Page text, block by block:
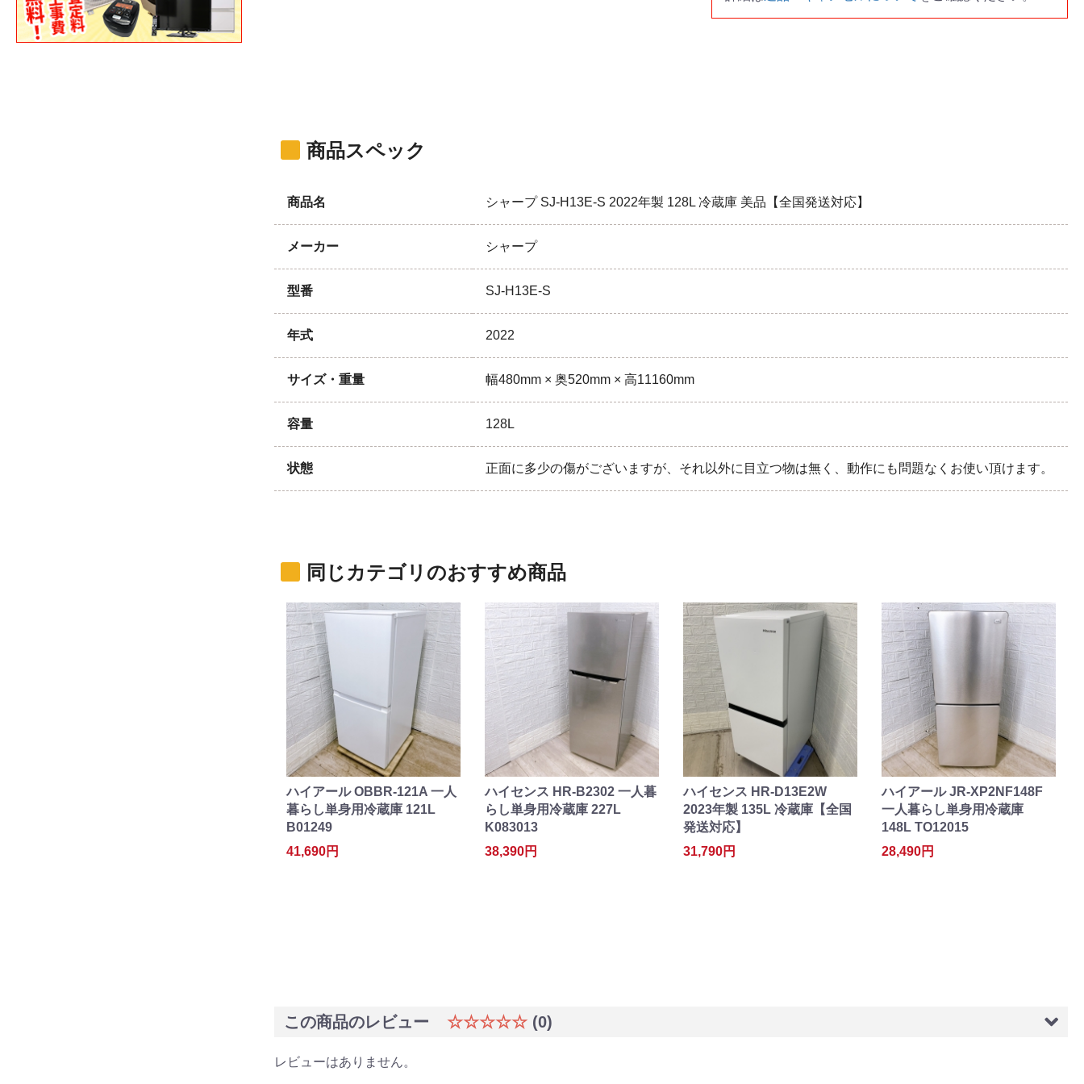
商品スペック
商品名 シャープ SJ-H13E-S 2022年製 128L 冷蔵庫 美品【全国発送対応】
メーカー シャープ
型番 SJ-H13E-S
年式 2022
サイズ・重量 幅480mm × 奥520mm × 高11160mm
容量 128L
状態 正面に多少の傷がございますが、それ以外に目立つ物は無く、動作にも問題なくお使い頂けます。
同じカテゴリのおすすめ商品
ハイアール OBBR-121A 一人
暮らし単身用冷蔵庫 121L
B01249
41,690円
ハイセンス HR-B2302 一人暮
らし単身用冷蔵庫 227L
K083013
38,390円
ハイセンス HR-D13E2W
2023年製 135L 冷蔵庫【全国
発送対応】
31,790円
ハイアール JR-XP2NF148F
一人暮らし単身用冷蔵庫
148L TO12015
28,490円
この商品のレビュー ☆☆☆☆☆ (0)
レビューはありません。